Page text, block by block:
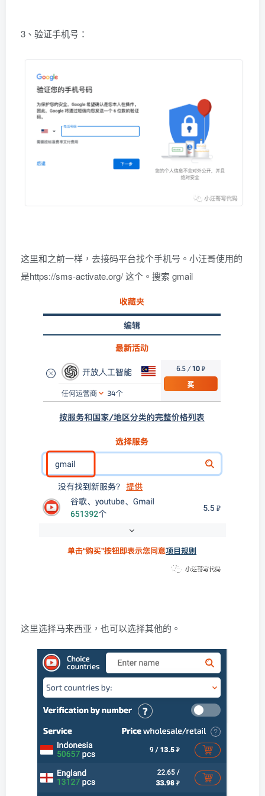
3、验证手机号：
这里和之前一样，去接码平台找个手机号。小汪哥使用的
是https://sms-activate.org/ 这个。搜索 gmail
这里选择马来西亚，也可以选择其他的。